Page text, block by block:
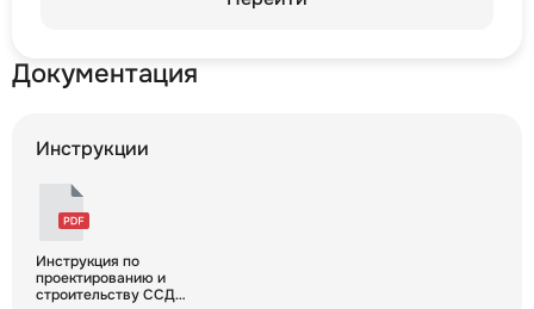
Документация
Инструкции
Инструкция по
проектированию и
строительству ССД-